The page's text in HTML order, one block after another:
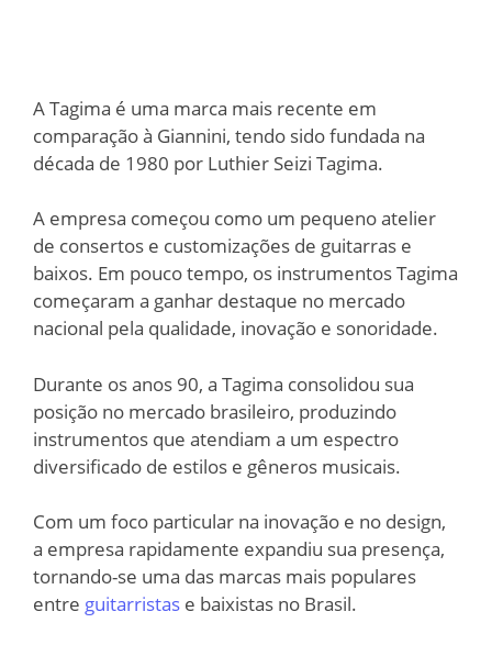
A Tagima é uma marca mais recente em
comparação à Giannini, tendo sido fundada na
década de 1980 por Luthier Seizi Tagima.
A empresa começou como um pequeno atelier
de consertos e customizações de guitarras e
baixos. Em pouco tempo, os instrumentos Tagima
começaram a ganhar destaque no mercado
nacional pela qualidade, inovação e sonoridade.
Durante os anos 90, a Tagima consolidou sua
posição no mercado brasileiro, produzindo
instrumentos que atendiam a um espectro
diversificado de estilos e gêneros musicais.
Com um foco particular na inovação e no design,
a empresa rapidamente expandiu sua presença,
tornando-se uma das marcas mais populares
entre guitarristas e baixistas no Brasil.